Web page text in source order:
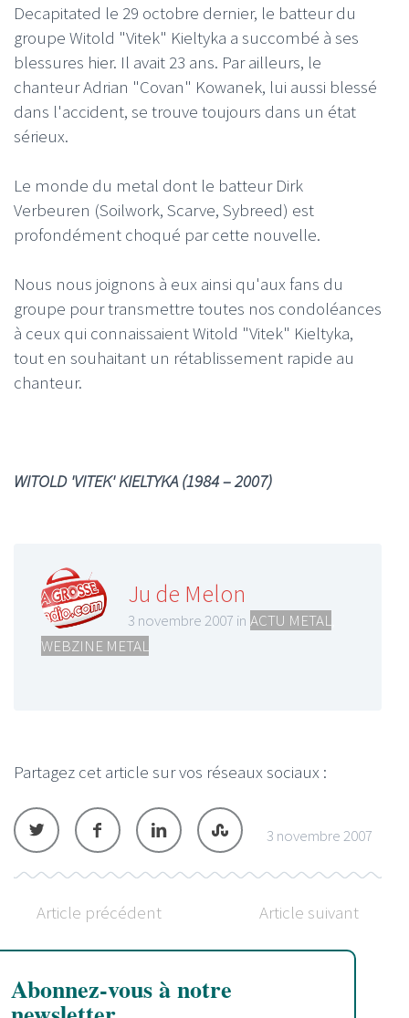
Decapitated le 29 octobre dernier, le batteur du
groupe Witold "Vitek" Kieltyka a succombé à ses
blessures hier. Il avait 23 ans. Par ailleurs, le
chanteur Adrian "Covan" Kowanek, lui aussi blessé
dans l'accident, se trouve toujours dans un état
sérieux.
Le monde du metal dont le batteur Dirk
Verbeuren (Soilwork, Scarve, Sybreed) est
profondément choqué par cette nouvelle.
Nous nous joignons à eux ainsi qu'aux fans du
groupe pour transmettre toutes nos condoléances
à ceux qui connaissaient Witold "Vitek" Kieltyka,
tout en souhaitant un rétablissement rapide au
chanteur.
WITOLD 'VITEK' KIELTYKA (1984 – 2007)
Ju de Melon
3 novembre 2007 in ACTU METAL
WEBZINE METAL
Partagez cet article sur vos réseaux sociaux :
3 novembre 2007
Article précédent Article suivant
Abonnez-vous à notre